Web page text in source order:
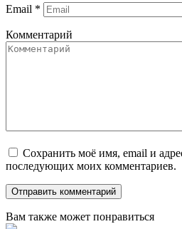
Email *
Комментарий
Сохранить моё имя, email и
последующих моих комментариев.
Вам также может понравиться